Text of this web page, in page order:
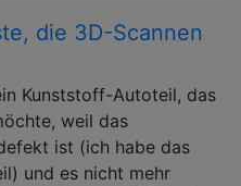
die 3D-Scannen
Kunststoff-Autoteil, das
weil das
ist (ich habe das
und es nicht mehr